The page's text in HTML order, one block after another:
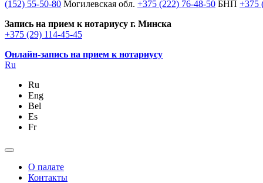
(152) 55-50-80 Могилевская обл. +375 (222) 76-48-50 БНП +375
Запись на прием к нотариусу г. Минска
+375 (29) 114-45-45
Онлайн-запись на прием к нотариусу
Ru
Ru
Eng
Bel
Es
Fr
О палате
Контакты